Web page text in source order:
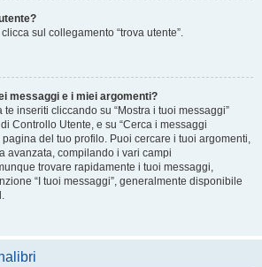
sul collegamento “trova utente”.
messaggi e i miei argomenti?
inseriti cliccando su “Mostra i tuoi messaggi”
Controllo Utente, e su “Cerca i messaggi
pagina del tuo profilo. Puoi cercare i tuoi argomenti,
avanzata, compilando i vari campi
trovare rapidamente i tuoi messaggi,
“I tuoi messaggi”, generalmente disponibile